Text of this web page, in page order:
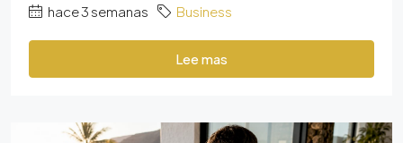
hace 3 semanas Business
Lee mas